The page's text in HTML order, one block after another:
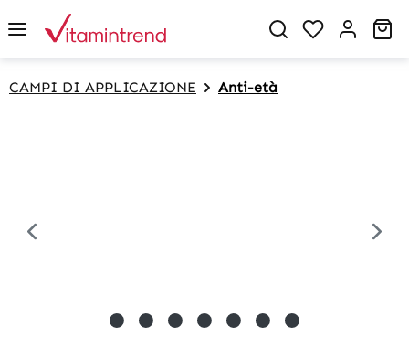
content
CAMPI DI APPLICAZIONE Anti-età